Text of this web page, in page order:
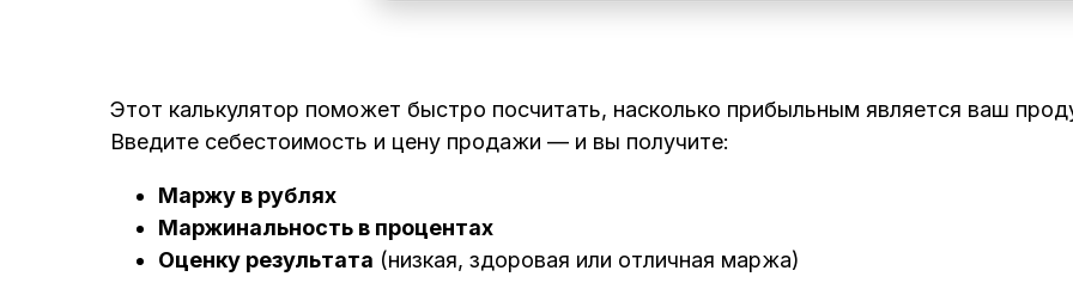
Этот калькулятор поможет быстро посчитать, насколько прибыльным является ваш
Введите себестоимость и цену продажи — и вы получите:
Маржу в рублях
Маржинальность в процентах
Оценку результата (низкая, здоровая или отличная маржа)